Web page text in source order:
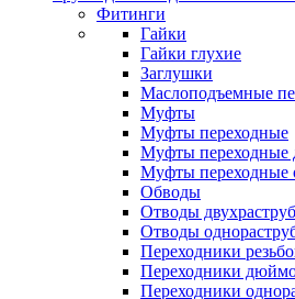
Фитинги
Гайки
Гайки глухие
Заглушки
Маслоподъемные
Муфты
Муфты переходные
Муфты переходные
Муфты переходные
Обводы
Отводы
Отводы
Переходники
Переходники
Переходники